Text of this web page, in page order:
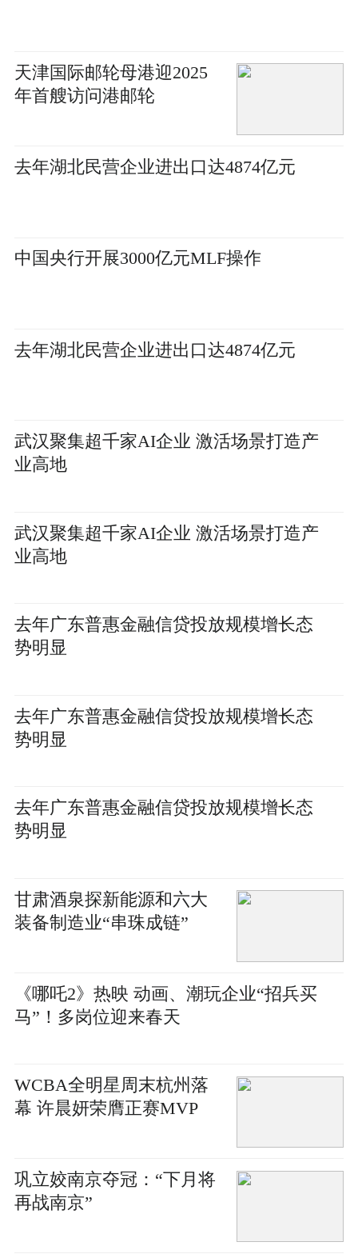
天津国际邮轮母港迎2025
年首艘访问港邮轮
去年湖北民营企业进出口达4874亿元
中国央行开展3000亿元MLF操作
去年湖北民营企业进出口达4874亿元
武汉聚集超千家AI企业 激活场景打造产
业高地
武汉聚集超千家AI企业 激活场景打造产
业高地
去年广东普惠金融信贷投放规模增长态
势明显
去年广东普惠金融信贷投放规模增长态
势明显
去年广东普惠金融信贷投放规模增长态
势明显
甘肃酒泉探新能源和六大
装备制造业“串珠成链”
《哪吒2》热映 动画、潮玩企业“招兵买
马”！多岗位迎来春天
WCBA全明星周末杭州落
幕 许晨妍荣膺正赛MVP
巩立姣南京夺冠：“下月将
再战南京”